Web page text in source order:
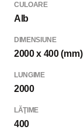
CULOARE
Alb
DIMENSIUNE
2000 x 400 (mm)
LUNGIME
2000
LĂŢIME
400